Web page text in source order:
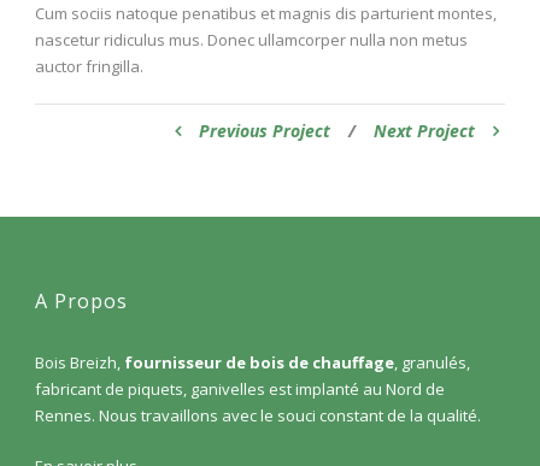
Cum sociis natoque penatibus et magnis dis parturient montes,
nascetur ridiculus mus. Donec ullamcorper nulla non metus
auctor fringilla.
Previous Project / Next Project
A Propos
Bois Breizh, fournisseur de bois de chauffage, granulés,
fabricant de piquets, ganivelles est implanté au Nord de
Rennes. Nous travaillons avec le souci constant de la qualité.